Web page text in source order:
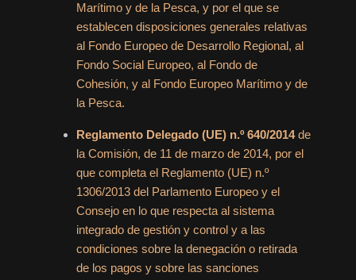
Marítimo y de la Pesca, y por el que se
establecen disposiciones generales relativas
al Fondo Europeo de Desarrollo Regional, al
Fondo Social Europeo, al Fondo de
Cohesión, y al Fondo Europeo Marítimo y de
la Pesca.
Reglamento Delegado (UE) n.º 640/2014 de
la Comisión, de 11 de marzo de 2014, por el
que completa el Reglamento (UE) n.º
1306/2013 del Parlamento Europeo y el
Consejo en lo que respecta al sistema
integrado de gestión y control y a las
condiciones sobre la denegación o retirada
de los pagos y sobre las sanciones